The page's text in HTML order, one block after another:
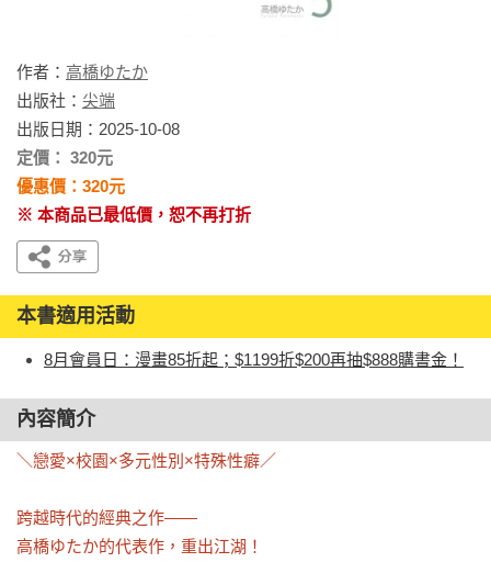
作者： 高橋ゆたか
出版社： 尖端
出版日期：2025-10-08
定價： 320元
優惠價：320元
※ 本商品已最低價，恕不再打折
本書適用活動
8月會員日：漫畫85折起；$1199折$200再抽$888購書金！
內容簡介
＼戀愛×校園×多元性別×特殊性癖／
跨越時代的經典之作——
高橋ゆたか的代表作，重出江湖！